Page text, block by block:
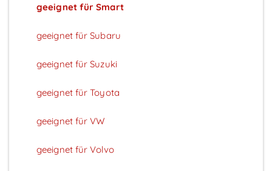
geeignet für Smart
geeignet für Subaru
geeignet für Suzuki
geeignet für Toyota
geeignet für VW
geeignet für Volvo